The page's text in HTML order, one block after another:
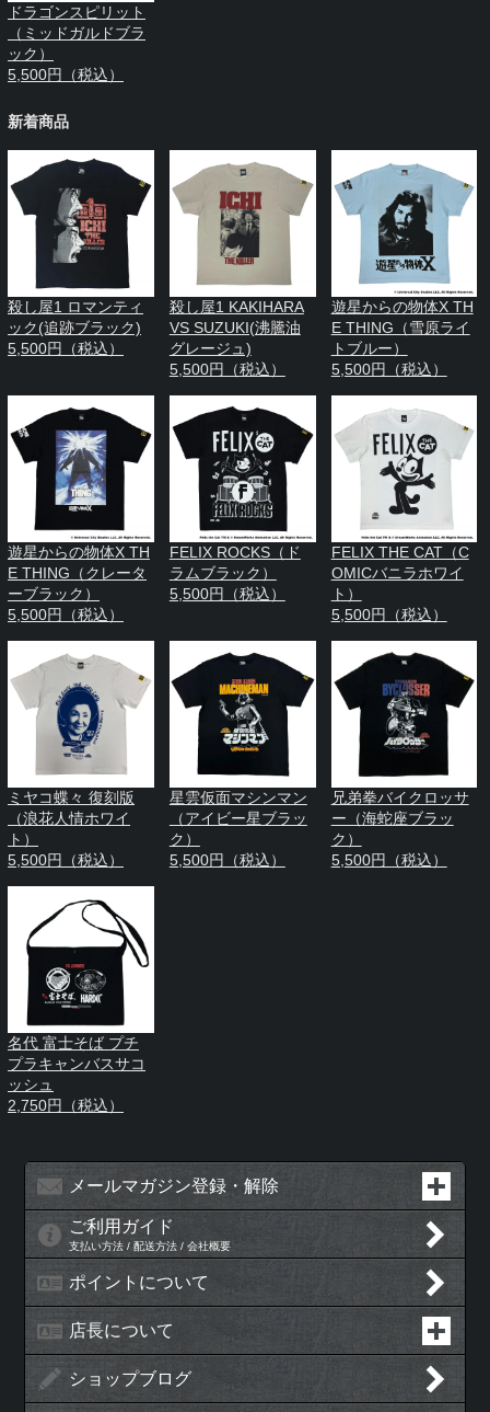
ドラゴンスピリット
（ミッドガルドブラ
ック）
5,500円（税込）
新着商品
殺し屋1 ロマンティ
ック(追跡ブラック)
5,500円（税込）
殺し屋1 KAKIHARA
VS SUZUKI(沸騰油
グレージュ)
5,500円（税込）
遊星からの物体X TH
E THING（雪原ライ
トブルー）
5,500円（税込）
遊星からの物体X TH
E THING（クレータ
ーブラック）
5,500円（税込）
FELIX ROCKS（ド
ラムブラック）
5,500円（税込）
FELIX THE CAT（C
OMICバニラホワイ
ト）
5,500円（税込）
ミヤコ蝶々 復刻版
（浪花人情ホワイ
ト）
5,500円（税込）
星雲仮面マシンマン
（アイビー星ブラッ
ク）
5,500円（税込）
兄弟拳バイクロッサ
ー（海蛇座ブラッ
ク）
5,500円（税込）
名代 富士そば プチ
プラキャンバスサコ
ッシュ
2,750円（税込）
メールマガジン登録・解除
ご利用ガイド
支払い方法 / 配送方法 / 会社概要
ポイントについて
店長について
ショップブログ